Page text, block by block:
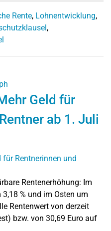
Rente, Lohnentwicklung,
,
Geld für
ab 1. Juli
Rentenerhöhung: Im
% und im Osten um
Rentenwert von derzeit
bzw. von 30,69 Euro auf